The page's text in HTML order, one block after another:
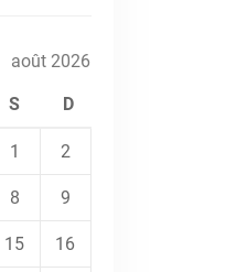
août 2026
S D
1 2
8 9
15 16